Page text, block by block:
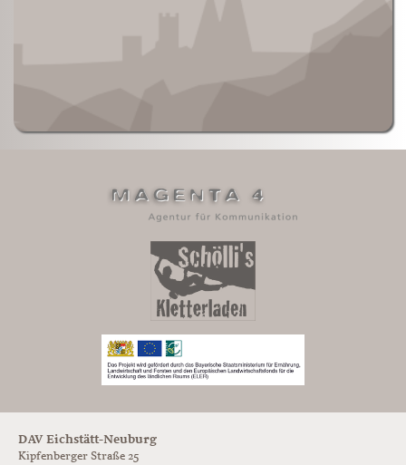
DAV Eichstätt-Neuburg
Kipfenberger Straße 25